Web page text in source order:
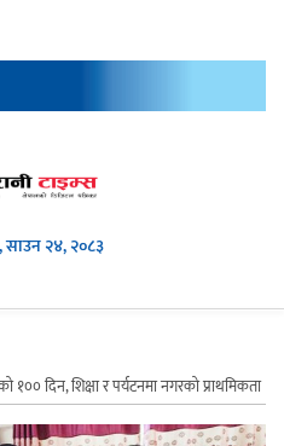
२४, २०८३
१०० दिन, शिक्षा र पर्यटनमा नगरको प्राथमिकता